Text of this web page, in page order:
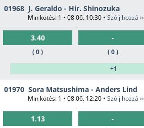
01968 J. Geraldo - Hir. Shinozuka
Min kötés: 1 • 08.06. 10:30 • Szólj hozzá ››
3.40
( 0 )
-
( 0 )
+1
01970 Sora Matsushima - Anders Lind
Min kötés: 1 • 08.06. 12:20 • Szólj hozzá ››
1.13 -